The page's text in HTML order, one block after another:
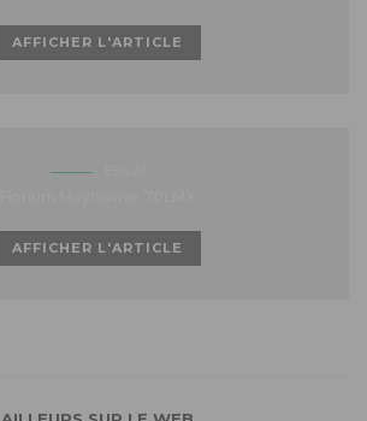
AFFICHER L'ARTICLE
AFFICHER L'ARTICLE